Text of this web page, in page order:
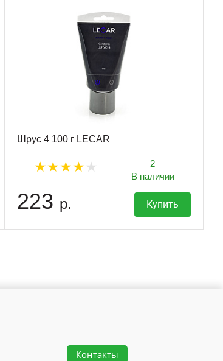
Шрус 4 100 г LECAR
2
В наличии
223 р. Купить
Контакты